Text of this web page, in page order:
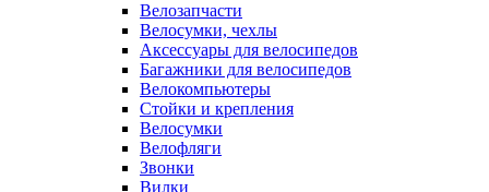
Велозапчасти
Велосумки, чехлы
Аксессуары для велосипедов
Багажники для велосипедов
Велокомпьютеры
Стойки и крепления
Велосумки
Велофляги
Звонки
Вилки